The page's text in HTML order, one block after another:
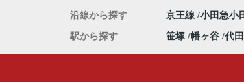
沿線から探す 京王線 小田急小
駅から探す 笹塚 幡ヶ谷 代